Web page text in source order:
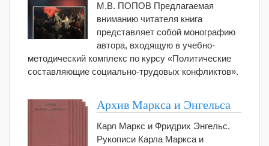
М.В. ПОПОВ Предлагаемая
вниманию читателя книга
представляет собой монографию
автора, входящую в учебно-
методический комплекс по курсу «Политические
составляющие социально-трудовых конфликтов».
Архив Маркса и Энгельса
Карл Маркс и Фридрих Энгельс.
Рукописи Карла Маркса и